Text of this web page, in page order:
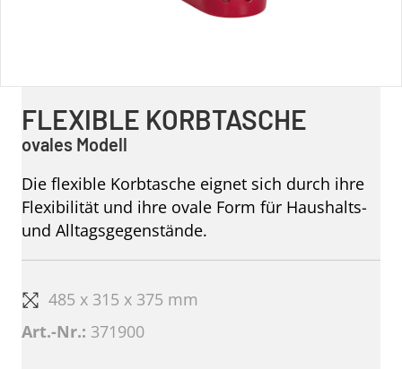
FLEXIBLE KORBTASCHE
ovales Modell
Die flexible Korbtasche eignet sich durch ihre
Flexibilität und ihre ovale Form für Haushalts-
und Alltagsgegenstände.
485 x 315 x 375 mm
Art.-Nr.: 371900